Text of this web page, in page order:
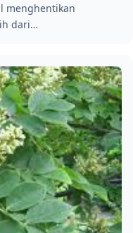
menghentikan
dari…